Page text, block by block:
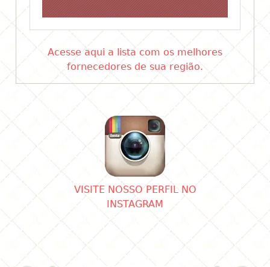
Acesse aqui a lista com os melhores
fornecedores de sua região.
VISITE NOSSO PERFIL NO
INSTAGRAM